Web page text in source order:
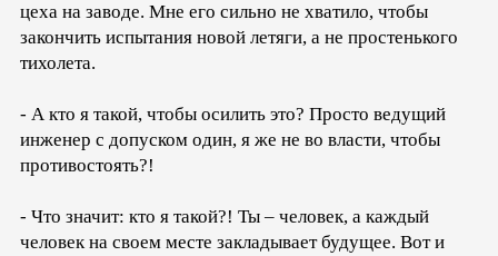
цеха на заводе. Мне его сильно не хватило, чтобы
закончить испытания новой летяги, а не простенького
тихолета.
- А кто я такой, чтобы осилить это? Просто ведущий
инженер с допуском один, я же не во власти, чтобы
противостоять?!
- Что значит: кто я такой?! Ты – человек, а каждый
человек на своем месте закладывает будущее. Вот и